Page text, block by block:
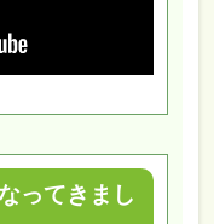
ってきまし